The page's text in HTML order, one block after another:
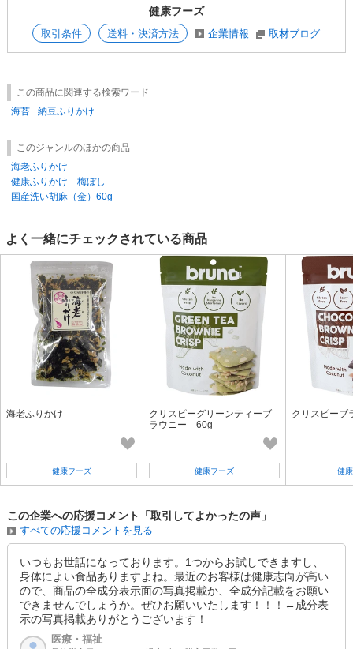
健康フーズ
取引条件 送料・決済方法 企業情報 取材ブログ
この商品に関連する検索ワード
海苔
納豆ふりかけ
このジャンルのほかの商品
海老ふりかけ
健康ふりかけ 梅ぼし
国産洗い胡麻（金）60g
よく一緒にチェックされている商品
海老ふりかけ
健康フーズ
クリスピーグリーンティーブ
ラウニー 60g
健康フーズ
クリスピー
健
この企業への応援コメント「取引してよかったの声」
すべての応援コメントを見る
いつもお世話になっております。1つからお試しできますし、
身体によい食品ありますよね。最近のお客様は健康志向が高い
ので、商品の全成分表示面の写真掲載か、全成分記載をお願い
できませんでしょうか。ぜひお願いいたします！！！←成分表
示の写真掲載ありがとうございます！
医療・福祉